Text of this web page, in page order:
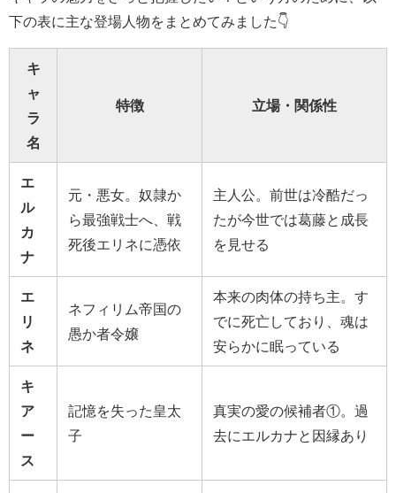
下の表に主な登場人物をまとめてみました👇
キ
ャ
ラ
名
特徴 立場・関係性
エ
ル
カ
ナ
元・悪女。奴隷か
ら最強戦士へ、戦
死後エリネに憑依
主人公。前世は冷酷だっ
たが今世では葛藤と成長
を見せる
エ
リ
ネ
ネフィリム帝国の
愚か者令嬢
本来の肉体の持ち主。す
でに死亡しており、魂は
安らかに眠っている
キ
ア
ー
ス
記憶を失った皇太
子
真実の愛の候補者①。過
去にエルカナと因縁あり